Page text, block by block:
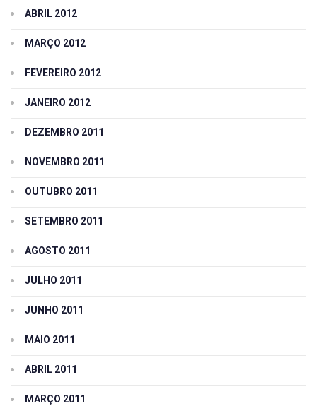
ABRIL 2012
MARÇO 2012
FEVEREIRO 2012
JANEIRO 2012
DEZEMBRO 2011
NOVEMBRO 2011
OUTUBRO 2011
SETEMBRO 2011
AGOSTO 2011
JULHO 2011
JUNHO 2011
MAIO 2011
ABRIL 2011
MARÇO 2011